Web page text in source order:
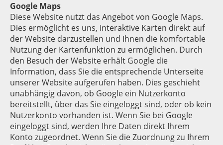
Google Maps
Diese Website nutzt das Angebot von Google Maps.
Dies ermöglicht es uns, interaktive Karten direkt auf
der Website darzustellen und Ihnen die komfortable
Nutzung der Kartenfunktion zu ermöglichen. Durch
den Besuch der Website erhält Google die
Information, dass Sie die entsprechende Unterseite
unserer Website aufgerufen haben. Dies geschieht
unabhängig davon, ob Google ein Nutzerkonto
bereitstellt, über das Sie eingeloggt sind, oder ob kein
Nutzerkonto vorhanden ist. Wenn Sie bei Google
eingeloggt sind, werden Ihre Daten direkt Ihrem
Konto zugeordnet. Wenn Sie die Zuordnung zu Ihrem